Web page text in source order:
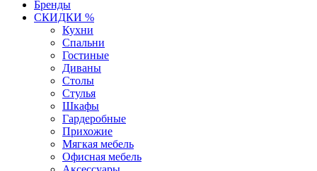
Бренды
СКИДКИ %
Кухни
Спальни
Гостиные
Диваны
Столы
Стулья
Шкафы
Гардеробные
Прихожие
Мягкая мебель
Офисная мебель